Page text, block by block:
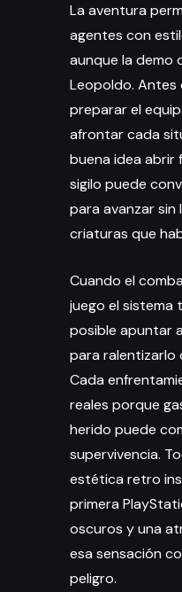
La aventura
agentes con
aunque la demo
Leopoldo. Antes
preparar el
afrontar cada
buena idea abrir
sigilo puede
para avanzar sin
criaturas que
Cuando el
juego el
posible apuntar
para ralentizarlo
Cada
reales porque
herido puede
supervivencia.
estética retro
primera
oscuros y una
esa sensación
peligro.